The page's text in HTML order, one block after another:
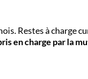
Restes à charge
en charge par la